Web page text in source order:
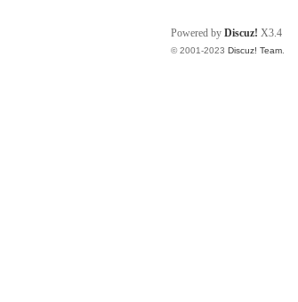
Powered by Discuz! X3.4
© 2001-2023 Discuz! Team